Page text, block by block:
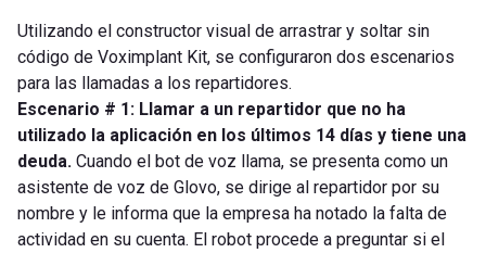
Utilizando el constructor visual de arrastrar y soltar sin
código de Voximplant Kit, se configuraron dos escenarios
para las llamadas a los repartidores.
Escenario # 1: Llamar a un repartidor que no ha
utilizado la aplicación en los últimos 14 días y tiene una
deuda. Cuando el bot de voz llama, se presenta como un
asistente de voz de Glovo, se dirige al repartidor por su
nombre y le informa que la empresa ha notado la falta de
actividad en su cuenta. El robot procede a preguntar si el